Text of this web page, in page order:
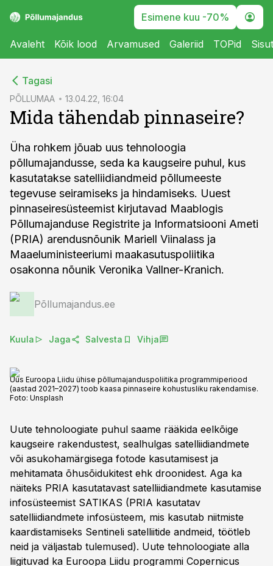
Esimene kuu -70%
Avaleht Kõik lood Arvamused Galeriid TOPid
Tagasi
PÕLLUMAA 13.04.22, 16:04
Mida tähendab pinnaseire?
Üha rohkem jõuab uus tehnoloogia
põllumajandusse, seda ka kaugseire puhul, kus
kasutatakse satelliidiandmeid põllumeeste
tegevuse seiramiseks ja hindamiseks. Uuest
pinnaseiresüsteemist kirjutavad Maablogis
Põllumajanduse Registrite ja Informatsiooni Ameti
(PRIA) arendusnõunik Mariell Viinalass ja
Maaeluministeeriumi maakasutuspoliitika
osakonna nõunik Veronika Vallner-Kranich.
Põllumajandus.ee
Kuula Jaga Salvesta Vihja
Uus Euroopa Liidu ühise põllumajanduspoliitika programmiperiood
(aastad 2021–2027) toob kaasa pinnaseire kohustusliku rakendamise.
Foto: Unsplash
Uute tehnoloogiate puhul saame rääkida eelkõige
kaugseire rakendustest, sealhulgas satelliidiandmete
või asukohamärgisega fotode kasutamisest ja
mehitamata õhusõidukitest ehk droonidest. Aga ka
näiteks PRIA kasutatavast satelliidiandmete kasutamise
infosüsteemist SATIKAS (PRIA kasutatav
satelliidiandmete infosüsteem, mis kasutab niitmiste
kaardistamiseks Sentineli satelliitide andmeid, töötleb
neid ja väljastab tulemused). Uute tehnoloogiate alla
liigituvad ka Euroopa Liidu programmi Copernicus